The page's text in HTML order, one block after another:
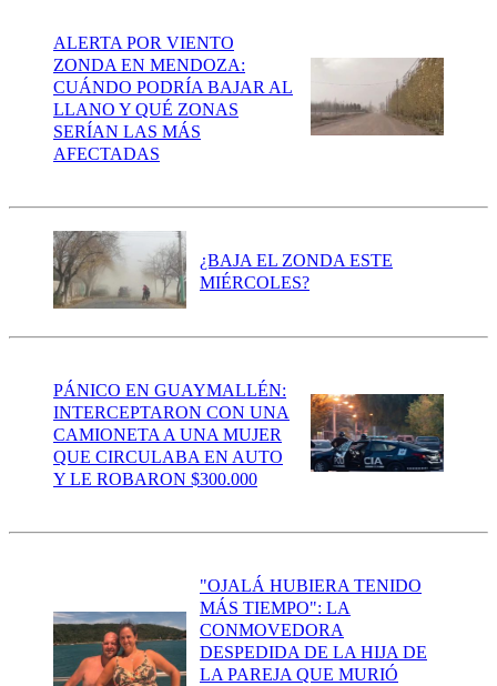
ALERTA POR VIENTO
ZONDA EN MENDOZA:
CUÁNDO PODRÍA BAJAR AL
LLANO Y QUÉ ZONAS
SERÍAN LAS MÁS
AFECTADAS
¿BAJA EL ZONDA ESTE
MIÉRCOLES?
PÁNICO EN GUAYMALLÉN:
INTERCEPTARON CON UNA
CAMIONETA A UNA MUJER
QUE CIRCULABA EN AUTO
Y LE ROBARON $300.000
"OJALÁ HUBIERA TENIDO
MÁS TIEMPO": LA
CONMOVEDORA
DESPEDIDA DE LA HIJA DE
LA PAREJA QUE MURIÓ